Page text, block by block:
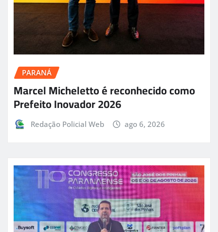
PARANÁ
Marcel Micheletto é reconhecido como
Prefeito Inovador 2026
Redação Policial Web ago 6, 2026